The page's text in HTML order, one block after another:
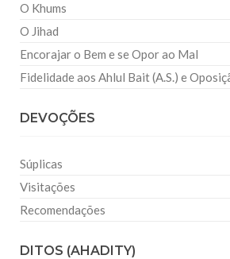
O Khums
O Jihad
Encorajar o Bem e se Opor ao Mal
Fidelidade aos Ahlul Bait (A.S.) e
DEVOÇÕES
Súplicas
Visitações
Recomendações
DITOS (AHADITY)